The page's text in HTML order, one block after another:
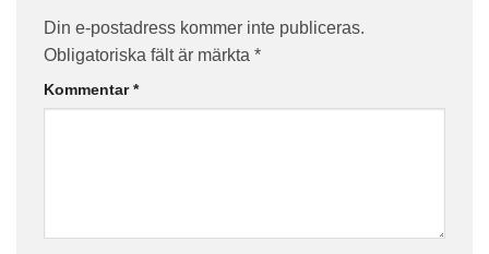
Din e-postadress kommer inte publiceras.
Obligatoriska fält är märkta *
Kommentar*